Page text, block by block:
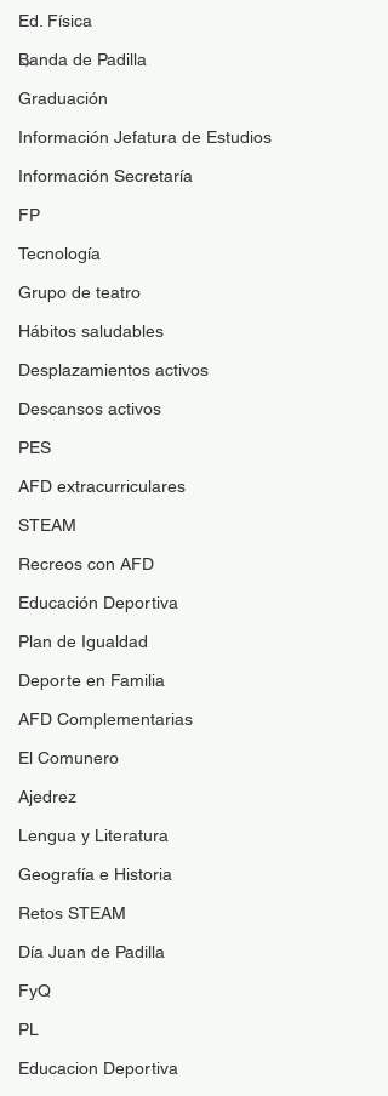
Ed. Física
Banda de Padilla
Graduación
Información Jefatura de Estudios
Información Secretaría
FP
Tecnología
Grupo de teatro
Hábitos saludables
Desplazamientos activos
Descansos activos
PES
AFD extracurriculares
STEAM
Recreos con AFD
Educación Deportiva
Plan de Igualdad
Deporte en Familia
AFD Complementarias
El Comunero
Ajedrez
Lengua y Literatura
Geografía e Historia
Retos STEAM
Día Juan de Padilla
FyQ
PL
Educacion Deportiva